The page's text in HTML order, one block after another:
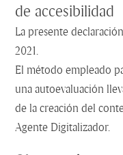
de accesibilidad
La presente
2021.
El método empleado
una autoevaluación
de la creación del
Agente Digitalizador.